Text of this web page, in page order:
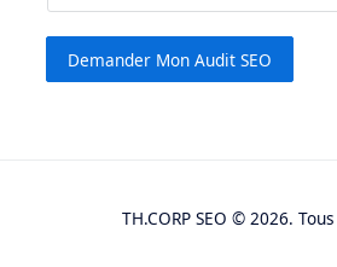
Demander Mon Audit SEO
TH.CORP SEO © 2026.